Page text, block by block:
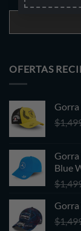
OFERTAS
Gorra
$
Gorra
Blue
$
Gorra
$